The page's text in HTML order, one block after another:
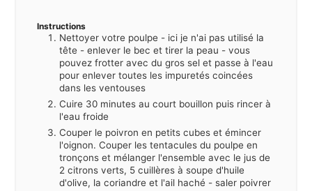
Instructions
Nettoyer votre poulpe - ici je n'ai pas utilisé la
tête - enlever le bec et tirer la peau - vous
pouvez frotter avec du gros sel et passe à l'eau
pour enlever toutes les impuretés coincées
dans les ventouses
Cuire 30 minutes au court bouillon puis rincer à
l'eau froide
Couper le poivron en petits cubes et émincer
l'oignon. Couper les tentacules du poulpe en
tronçons et mélanger l'ensemble avec le jus de
2 citrons verts, 5 cuillères à soupe d'huile
d'olive, la coriandre et l'ail haché - saler poivrer